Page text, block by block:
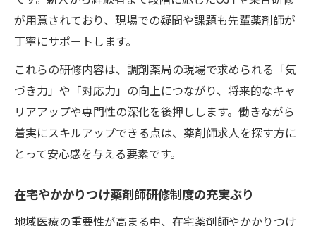
が用意されており、現場での疑問や課題も先輩薬剤師が
丁寧にサポートします。
これらの研修内容は、調剤薬局の現場で求められる「気
づき力」や「対応力」の向上につながり、将来的なキャ
リアアップや専門性の深化を後押しします。働きながら
着実にスキルアップできる点は、薬剤師求人を探す方に
とって安心感を与える要素です。
在宅やかかりつけ薬剤師研修制度の充実ぶり
地域医療の重要性が高まる中、在宅薬剤師やかかりつけ